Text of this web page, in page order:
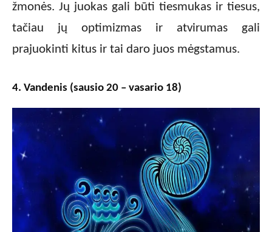
žmonės. Jų juokas gali būti tiesmukas ir tiesus,
tačiau jų optimizmas ir atvirumas gali
prajuokinti kitus ir tai daro juos mėgstamus.
4. Vandenis (sausio 20 – vasario 18)